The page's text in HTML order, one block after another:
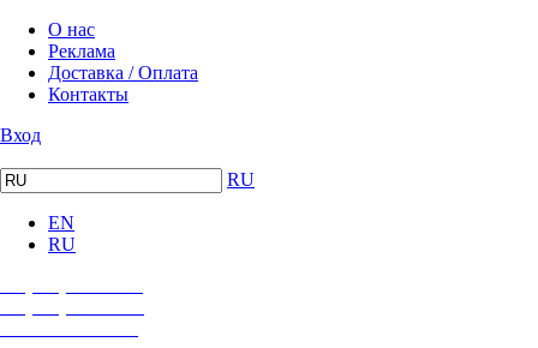
О нас
Реклама
Доставка / Оплата
Контакты
Вход
RU
EN
RU